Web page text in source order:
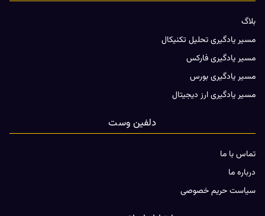
بلاگ
مسیر یادگیری تحلیل تکنیکال
مسیر یادگیری فارکس
مسیر یادگیری بورس
مسیر یادگیری ارز دیجیتال
دلفین وست
تماس با ما
درباره ما
سیاست حریم خصوصی